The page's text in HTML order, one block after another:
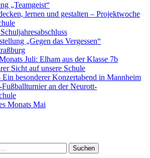
„Teamgeist“
lernen und gestalten – Projektwoche
„Gegen das Vergessen“
Juli: Elham aus der Klasse 7b
Sicht auf unsere Schule
besonderer Konzertabend in Mannheim
an der Neurott-
Monats Mai